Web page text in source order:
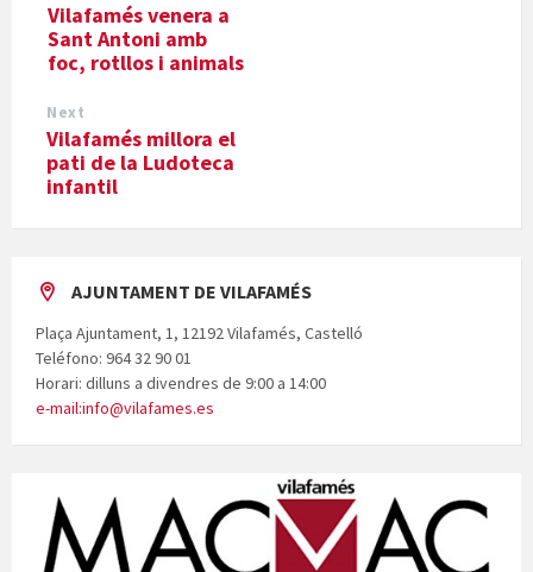
Vilafamés venera a
Sant Antoni amb
foc, rotllos i animals
Next
Vilafamés millora el
pati de la Ludoteca
infantil
AJUNTAMENT DE VILAFAMÉS
Plaça Ajuntament, 1, 12192 Vilafamés, Castelló
Teléfono: 964 32 90 01
Horari: dilluns a divendres de 9:00 a 14:00
e-mail:info@vilafames.es